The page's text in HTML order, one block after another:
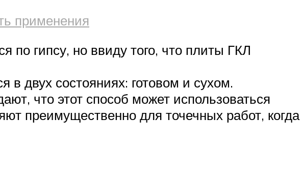
применения
по гипсу, но ввиду того, что плиты ГКЛ
двух состояниях: готовом и сухом.
что этот способ может использоваться
преимущественно для точечных работ, когда